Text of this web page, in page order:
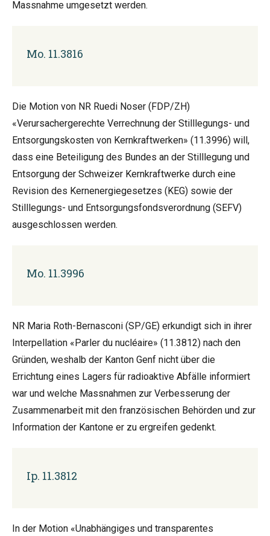
Massnahme umgesetzt werden.
Mo. 11.3816
Die Motion von NR Ruedi Noser (FDP/ZH)
«Verursachergerechte Verrechnung der Stilllegungs- und
Entsorgungskosten von Kernkraftwerken» (11.3996) will,
dass eine Beteiligung des Bundes an der Stilllegung und
Entsorgung der Schweizer Kernkraftwerke durch eine
Revision des Kernenergiegesetzes (KEG) sowie der
Stilllegungs- und Entsorgungsfondsverordnung (SEFV)
ausgeschlossen werden.
Mo. 11.3996
NR Maria Roth-Bernasconi (SP/GE) erkundigt sich in ihrer
Interpellation «Parler du nucléaire» (11.3812) nach den
Gründen, weshalb der Kanton Genf nicht über die
Errichtung eines Lagers für radioaktive Abfälle informiert
war und welche Massnahmen zur Verbesserung der
Zusammenarbeit mit den französischen Behörden und zur
Information der Kantone er zu ergreifen gedenkt.
Ip. 11.3812
In der Motion «Unabhängiges und transparentes